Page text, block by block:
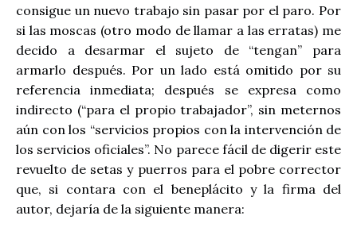
consigue un nuevo trabajo sin pasar por el paro. Por
si las moscas (otro modo de llamar a las erratas) me
decido a desarmar el sujeto de “tengan” para
armarlo después. Por un lado está omitido por su
referencia inmediata; después se expresa como
indirecto (“para el propio trabajador”, sin meternos
aún con los “servicios propios con la intervención de
los servicios oficiales”. No parece fácil de digerir este
revuelto de setas y puerros para el pobre corrector
que, si contara con el beneplácito y la firma del
autor, dejaría de la siguiente manera: